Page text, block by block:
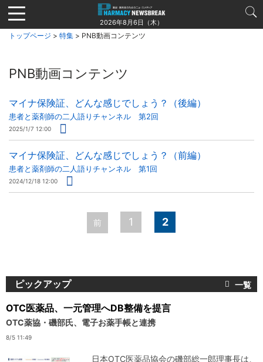
Jump
to
navigation
2026年8月6日（木）
トップページ > 特集 > PNB動画コンテンツ
PNB動画コンテンツ
マイナ保険証、どんな感じでしょう？（後編）
患者と薬剤師の二人語りチャンネル 第2回
2025/1/7 12:00
マイナ保険証、どんな感じでしょう？（前編）
患者と薬剤師の二人語りチャンネル 第1回
2024/12/18 12:00
前 1 2
ピックアップ
OTC医薬品、一元管理へDB整備を提言
OTC薬協・磯部氏、電子お薬手帳と連携
8/5 11:49
日本OTC医薬品協会の磯部総一郎理事長は、